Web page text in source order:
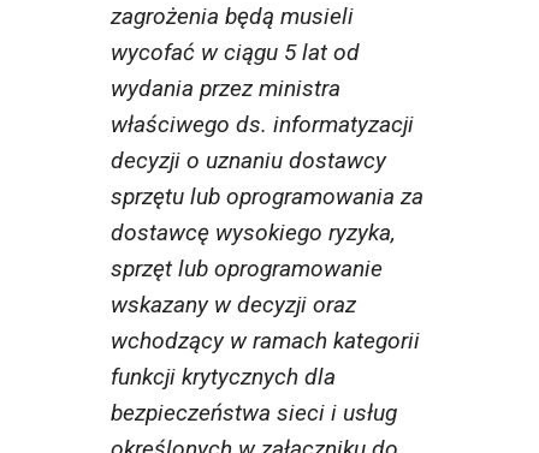
zagrożenia będą musieli
wycofać w ciągu 5 lat od
wydania przez ministra
właściwego ds. informatyzacji
decyzji o uznaniu dostawcy
sprzętu lub oprogramowania za
dostawcę wysokiego ryzyka,
sprzęt lub oprogramowanie
wskazany w decyzji oraz
wchodzący w ramach kategorii
funkcji krytycznych dla
bezpieczeństwa sieci i usług